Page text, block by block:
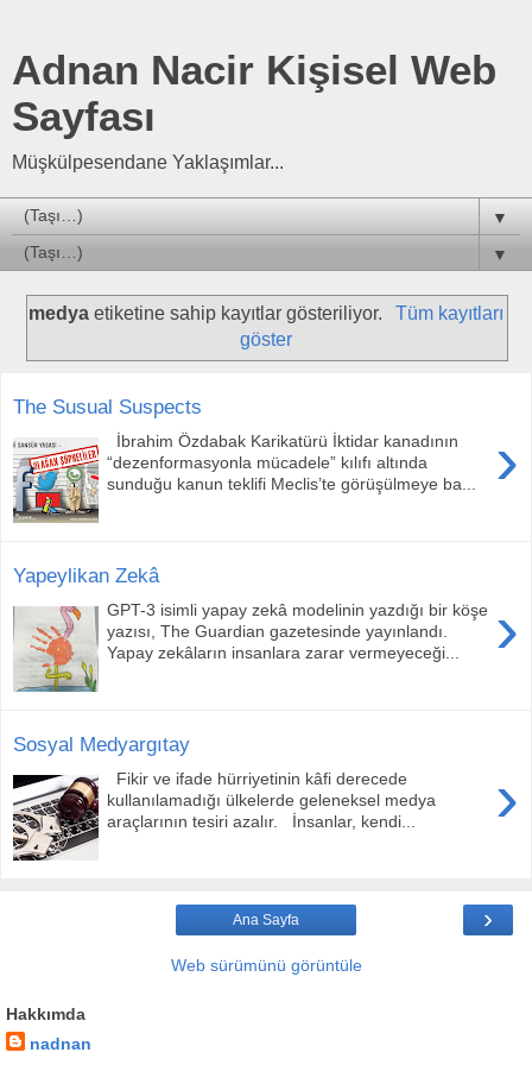
Adnan Nacir Kişisel Web
Sayfası
Müşkülpesendane Yaklaşımlar...
▼
▼
medya etiketine sahip kayıtlar gösteriliyor.
Tüm kayıtları
göster
The Susual Suspects
›
İbrahim Özdabak Karikatürü İktidar kanadının
“dezenformasyonla mücadele” kılıfı altında
sunduğu kanun teklifi Meclis’te görüşülmeye ba...
Yapeylikan Zekâ
›
GPT-3 isimli yapay zekâ modelinin yazdığı bir köşe
yazısı, The Guardian gazetesinde yayınlandı.
Yapay zekâların insanlara zarar vermeyeceği...
Sosyal Medyargıtay
›
Fikir ve ifade hürriyetinin kâfi derecede
kullanılamadığı ülkelerde geleneksel medya
araçlarının tesiri azalır. İnsanlar, kendi...
›
Ana Sayfa
Web sürümünü görüntüle
Hakkımda
nadnan